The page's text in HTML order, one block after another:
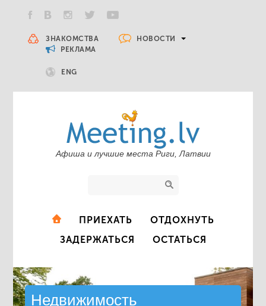
ЗНАКОМСТВА
НОВОСТИ
РЕКЛАМА
ENG
Афиша и лучшие места Риги, Латвии
ПРИЕХАТЬ
ОТДОХНУТЬ
ЗАДЕРЖАТЬСЯ
ОСТАТЬСЯ
Недвижимость